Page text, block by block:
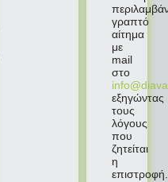
γραπτό
αίτημα
με
mail
στο
εξηγώντας
τους
λόγους
που
ζητείται
η
επιστροφή.